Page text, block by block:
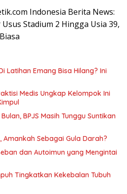
Indonesia Berita News:
Stadium 2 Hingga Usia 39,
Latihan Emang Bisa Hilang? Ini
Medis Ungkap Kelompok Ini
BPJS Masih Tunggu Suntikan
Amankah Sebagai Gula Darah?
dan Autoimun yang Mengintai
Tingkatkan Kekebalan Tubuh